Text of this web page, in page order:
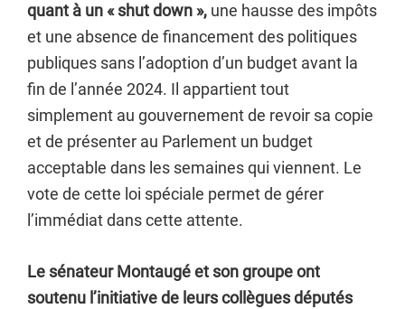
quant à un « shut down », une hausse des impôts
et une absence de financement des politiques
publiques sans l’adoption d’un budget avant la
fin de l’année 2024. Il appartient tout
simplement au gouvernement de revoir sa copie
et de présenter au Parlement un budget
acceptable dans les semaines qui viennent. Le
vote de cette loi spéciale permet de gérer
l’immédiat dans cette attente.
Le sénateur Montaugé et son groupe ont
soutenu l’initiative de leurs collègues députés